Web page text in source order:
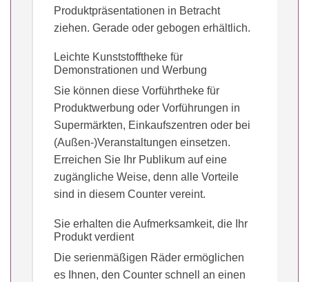
Produktpräsentationen in Betracht
ziehen. Gerade oder gebogen erhältlich.
Leichte Kunststofftheke für
Demonstrationen und Werbung
Sie können diese Vorführtheke für
Produktwerbung oder Vorführungen in
Supermärkten, Einkaufszentren oder bei
(Außen-)Veranstaltungen einsetzen.
Erreichen Sie Ihr Publikum auf eine
zugängliche Weise, denn alle Vorteile
sind in diesem Counter vereint.
Sie erhalten die Aufmerksamkeit, die Ihr
Produkt verdient
Die serienmäßigen Räder ermöglichen
es Ihnen, den Counter schnell an einen